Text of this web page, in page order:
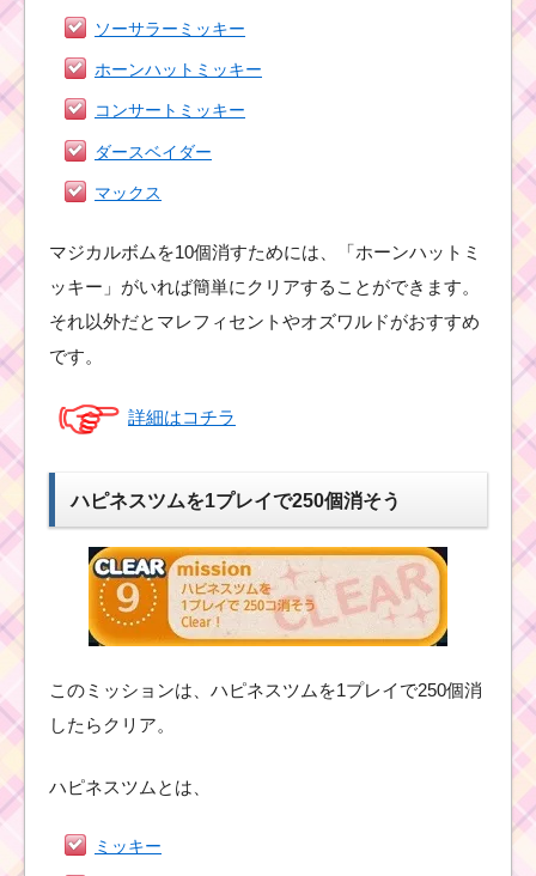
ソーサラーミッキー
ホーンハットミッキー
コンサートミッキー
ダースベイダー
マックス
マジカルボムを10個消すためには、「ホーンハットミ
ッキー」がいれば簡単にクリアすることができます。
それ以外だとマレフィセントやオズワルドがおすすめ
です。
詳細はコチラ
ハピネスツムを1プレイで250個消そう
このミッションは、ハピネスツムを1プレイで250個消
したらクリア。
ハピネスツムとは、
ミッキー